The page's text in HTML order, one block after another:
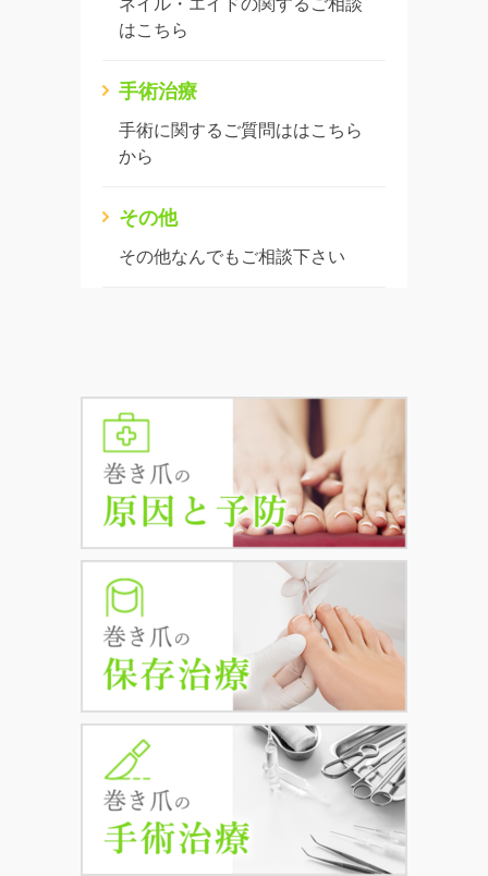
はこちら
手術治療
手術に関するご質問ははこちら
から
その他
その他なんでもご相談下さい